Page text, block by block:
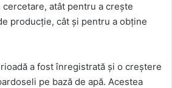
atât pentru a crește
producție, cât și pentru a obține
a fost înregistrată și o creștere
pe bază de apă. Acestea